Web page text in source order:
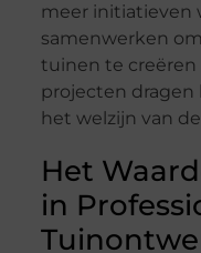
meer initiatieven
samenwerken
tuinen te creëren
projecten dragen
het welzijn van
Het
in